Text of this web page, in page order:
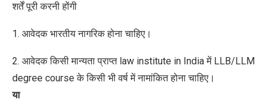
शर्तें पूरी करनी होंगी
1. आवेदक भारतीय नागरिक होना चाहिए।
2. आवेदक किसी मान्यता प्राप्त law institute in India में LLB/LLM
degree course के किसी भी वर्ष मेंनामांकितहोना चाहिए।
या